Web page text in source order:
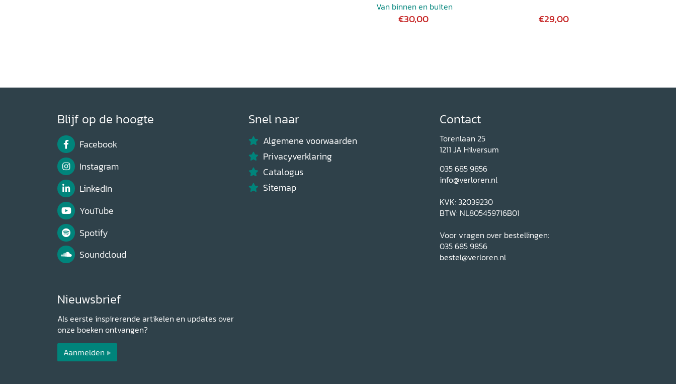
Van binnen en buiten
€30,00 €29,00
Blijf op de hoogte
Facebook
Instagram
LinkedIn
YouTube
Spotify
Soundcloud
Nieuwsbrief
Als eerste inspirerende artikelen en updates over
onze boeken ontvangen?
Aanmelden
Snel naar
Algemene voorwaarden
Privacyverklaring
Catalogus
Sitemap
Contact
Torenlaan 25
1211 JA Hilversum
035 685 9856
info@verloren.nl
KVK: 32039230
BTW: NL805459716B01
Voor vragen over bestellingen:
035 685 9856
bestel@verloren.nl